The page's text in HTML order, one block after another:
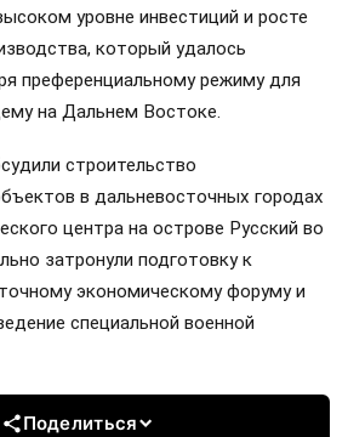
уровне инвестиций и росте
который удалось
преференциальному режиму для
на Дальнем Востоке.
строительство
в дальневосточных городах
центра на острове Русский во
затронули подготовку к
экономическому форуму и
специальной военной
Поделиться